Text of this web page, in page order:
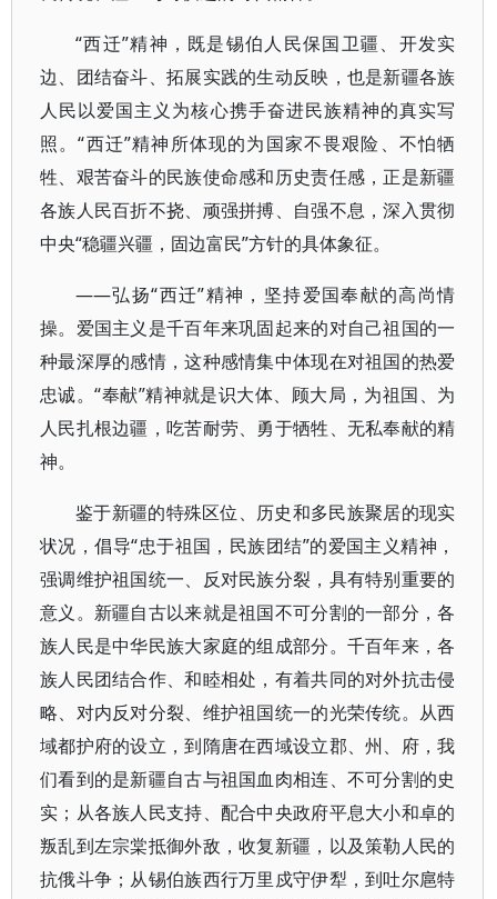
“西迁”精神，既是锡伯人民保国卫疆、开发实
边、团结奋斗、拓展实践的生动反映，也是新疆各族
人民以爱国主义为核心携手奋进民族精神的真实写
照。“西迁”精神所体现的为国家不畏艰险、不怕牺
牲、艰苦奋斗的民族使命感和历史责任感，正是新疆
各族人民百折不挠、顽强拼搏、自强不息，深入贯彻
中央“稳疆兴疆，固边富民”方针的具体象征。
——弘扬“西迁”精神，坚持爱国奉献的高尚情
操。爱国主义是千百年来巩固起来的对自己祖国的一
种最深厚的感情，这种感情集中体现在对祖国的热爱
忠诚。“奉献”精神就是识大体、顾大局，为祖国、为
人民扎根边疆，吃苦耐劳、勇于牺牲、无私奉献的精
神。
鉴于新疆的特殊区位、历史和多民族聚居的现实
状况，倡导“忠于祖国，民族团结”的爱国主义精神，
强调维护祖国统一、反对民族分裂，具有特别重要的
意义。新疆自古以来就是祖国不可分割的一部分，各
族人民是中华民族大家庭的组成部分。千百年来，各
族人民团结合作、和睦相处，有着共同的对外抗击侵
略、对内反对分裂、维护祖国统一的光荣传统。从西
域都护府的设立，到隋唐在西域设立郡、州、府，我
们看到的是新疆自古与祖国血肉相连、不可分割的史
实；从各族人民支持、配合中央政府平息大小和卓的
叛乱到左宗棠抵御外敌，收复新疆，以及策勒人民的
抗俄斗争；从锡伯族西行万里戍守伊犁，到吐尔扈特